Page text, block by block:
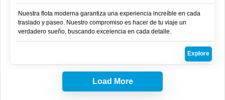
Nuestra flota moderna garantiza una experiencia increíble en cada
traslado y paseo. Nuestro compromiso es hacer de tu viaje un
verdadero sueño, buscando excelencia en cada detalle.
Explore
Load More